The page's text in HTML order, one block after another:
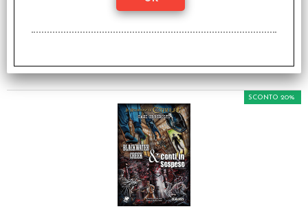
dell'Investigatore
€31,99
SCONTO 20%